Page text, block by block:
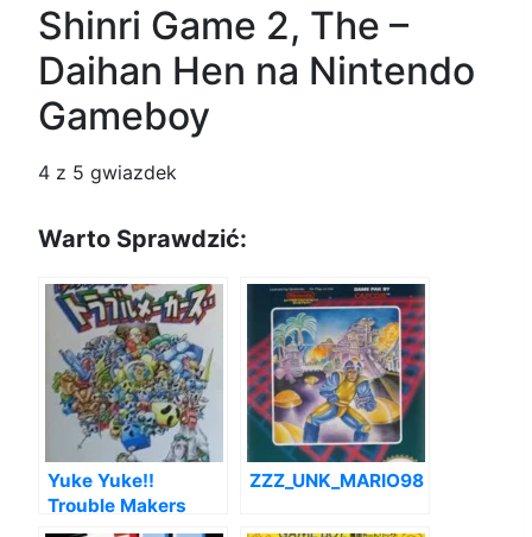
Shinri Game 2, The –
Daihan Hen na Nintendo
Gameboy
4 z 5 gwiazdek
Warto Sprawdzić:
Yuke Yuke!!
Trouble Makers
ZZZ_UNK_MARIO98